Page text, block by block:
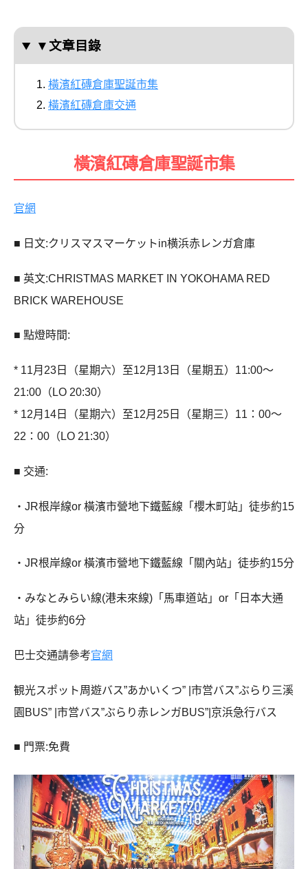
▼文章目錄
橫濱紅磚倉庫聖誕市集
橫濱紅磚倉庫交通
橫濱紅磚倉庫聖誕市集
官網
■ 日文:クリスマスマーケットin横浜赤レンガ倉庫
■ 英文:CHRISTMAS MARKET IN YOKOHAMA RED
BRICK WAREHOUSE
■ 點燈時間:
* 11月23日（星期六）至12月13日（星期五）11:00〜
21:00（LO 20:30）
* 12月14日（星期六）至12月25日（星期三）11：00〜
22：00（LO 21:30）
■ 交通:
・JR根岸線or 橫濱市營地下鐵藍線「櫻木町站」徒歩約15
分
・JR根岸線or 橫濱市營地下鐵藍線「關內站」徒歩約15分
・みなとみらい線(港未來線)「馬車道站」or「日本大通
站」徒歩約6分
巴士交通請參考官網
観光スポット周遊バス”あかいくつ” |市営バス”ぶらり三溪
園BUS” |市営バス”ぶらり赤レンガBUS”|京浜急行バス
■ 門票:免費